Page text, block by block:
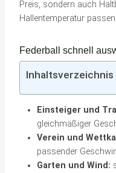
Preis, sondern auch
Hallentemperatur
Federball schnell
Inhaltsverzeichnis
Einsteiger und
gleichmäßiger
Verein und
passender
Garten und Wind: